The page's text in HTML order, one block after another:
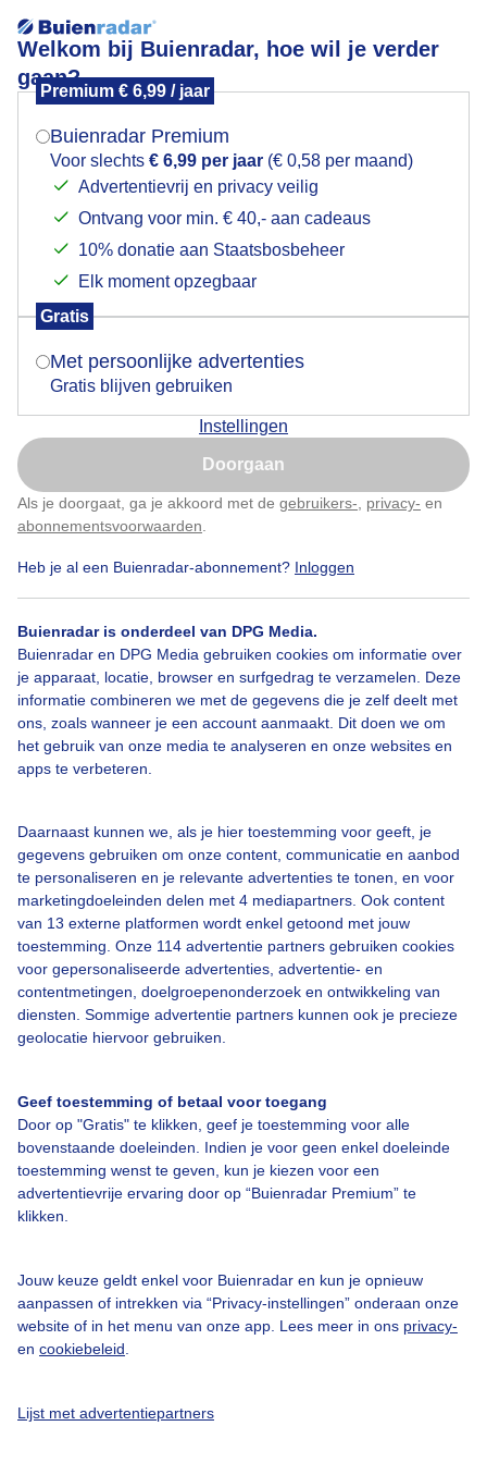
Welkom bij Buienradar, hoe wil je verder
gaan?
Premium € 6,99 / jaar
Buienradar Premium
Voor slechts € 6,99 per jaar (€ 0,58 per maand)
Advertentievrij en privacy veilig
Ontvang voor min. € 40,- aan cadeaus
10% donatie aan Staatsbosbeheer
Elk moment opzegbaar
Gratis
Met persoonlijke advertenties
Gratis blijven gebruiken
Instellingen
Doorgaan
Als je doorgaat, ga je akkoord met de gebruikers- privacy- en
abonnementsvoorwaarden
Heb je al een Buienradar-abonnement? Inloggen
Buienradar is onderdeel van DPG Media.
Buienradar en DPG Media gebruiken cookies om informatie over
je apparaat, locatie, browser en surfgedrag te verzamelen. Deze
informatie combineren we met de gegevens die je zelf deelt met
ons, zoals wanneer je een account aanmaakt. Dit doen we om
het gebruik van onze media te analyseren en onze websites en
apps te verbeteren.
Daarnaast kunnen we, als je hier toestemming voor geeft, je
gegevens gebruiken om onze content, communicatie en aanbod
te personaliseren en je relevante advertenties te tonen, en voor
marketingdoeleinden delen met 4 mediapartners. Ook content
van 13 externe platformen wordt enkel getoond met jouw
toestemming. Onze 114 advertentie partners gebruiken cookies
voor gepersonaliseerde advertenties, advertentie- en
contentmetingen, doelgroepenonderzoek en ontwikkeling van
diensten. Sommige advertentie partners kunnen ook je precieze
geolocatie hiervoor gebruiken.
Geef toestemming of betaal voor toegang
Door op "Gratis" te klikken, geef je toestemming voor alle
bovenstaande doeleinden. Indien je voor geen enkel doeleinde
toestemming wenst te geven, kun je kiezen voor een
advertentievrije ervaring door op “Buienradar Premium” te
klikken.
Jouw keuze geldt enkel voor Buienradar en kun je opnieuw
aanpassen of intrekken via “Privacy-instellingen” onderaan onze
website of in het menu van onze app. Lees meer in ons privacy-
en cookiebeleid
Lijst met advertentiepartners
Nevelig op zee
Nevelig op zee
Door: Anne-Marie van Iersel Gemaakt: 14-12-2025, 36x bekeken
Bekijk slideshow
Een moment geduld aub...
Over Buienradar
Veelgestelde vragen
Contact
Toegankelijkheid
Buienradar Team
Privacy beleid
Privacy instellingen
Mogen we je locatie gebruiken voor het
Indien je hier nog geen akkoord op hebt gegeven,
verschijnt er zo een pop-up uit je browser waarin
Is goed, toon de popup
Nu niet, misschien later
Klik hierom dit aan te passen